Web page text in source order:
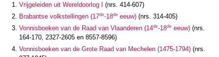
Vrijgeleiden uit Wereldoorlog I
(nrs. 414-607)
Brabantse volkstellingen (17de-18deeeuw)(nrs. 314-405)
Vonnisboeken van de Raad van Vlaanderen (14de-18deeeuw)(nrs.
164-170, 2327-2605 en 8557-8596)
Vonnisboeken van de Grote Raad van Mechelen (1475-1794)(nrs.